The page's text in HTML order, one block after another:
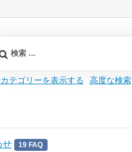
テゴリーを表示する 高度な検索
せ 19 FAQ